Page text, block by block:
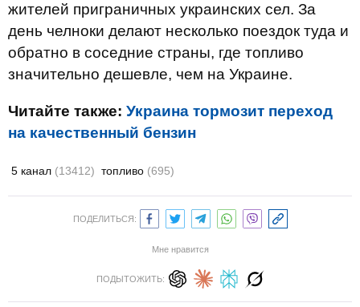
жителей приграничных украинских сел. За
день челноки делают несколько поездок туда и
обратно в соседние страны, где топливо
значительно дешевле, чем на Украине.
Читайте также: Украина тормозит переход
на качественный бензин
5 канал (13412) топливо (695)
ПОДЕЛИТЬСЯ:
Мне нравится
ПОДЫТОЖИТЬ: